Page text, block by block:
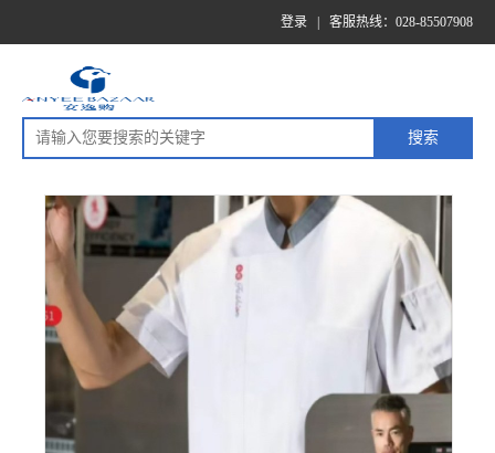
登录 客服热线：028-85507908